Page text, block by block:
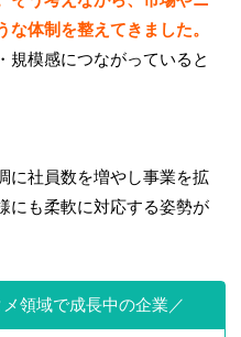
体制を整えてきました。
規模感につながっていると
に社員数を増やし事業を拡
にも柔軟に対応する姿勢が
領域で成長中の企業